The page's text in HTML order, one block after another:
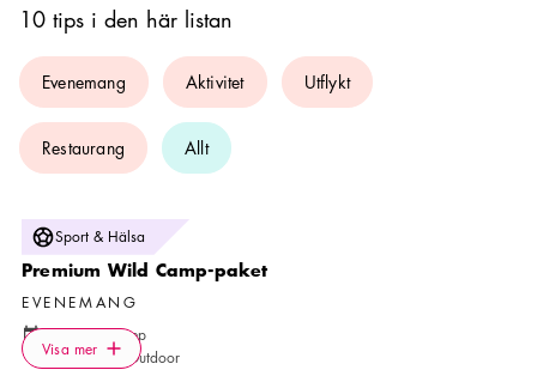
10 tips i den här listan
Evenemang Aktivitet Utflykt
Restaurang Allt
Sport & Hälsa
Foto: Skärgårdens Outdoor
Premium Wild Camp-paket
EVENEMANG
Kalender ikon
10 aug—30 sep
Plats ikon
Skärgårdens Outdoor
Visa mer Icon.plusAltText
Visa mer